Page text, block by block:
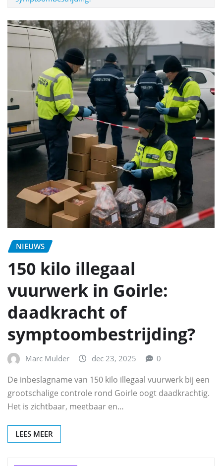
NIEUWS
150 kilo illegaal
vuurwerk in Goirle:
daadkracht of
symptoombestrijding?
Marc Mulder dec 23, 2025 0
De inbeslagname van 150 kilo illegaal vuurwerk bij een
grootschalige controle rond Goirle oogt daadkrachtig.
Het is zichtbaar, meetbaar en…
LEES MEER